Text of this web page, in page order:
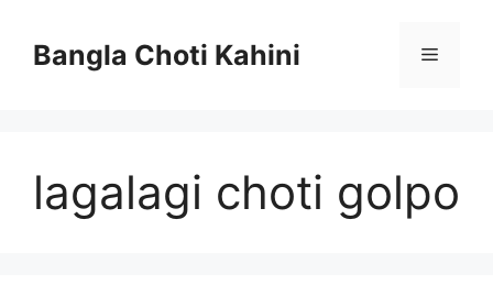
contentBangla Choti Kahini Menu
lagalagi choti golpo